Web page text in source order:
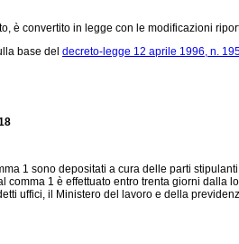
è convertito in legge con le modificazioni
base del decreto-legge 12 aprile 1996, n.
1 sono depositati a cura delle parti
1 è effettuato entro trenta giorni dalla
uffici, il Ministero del lavoro e della